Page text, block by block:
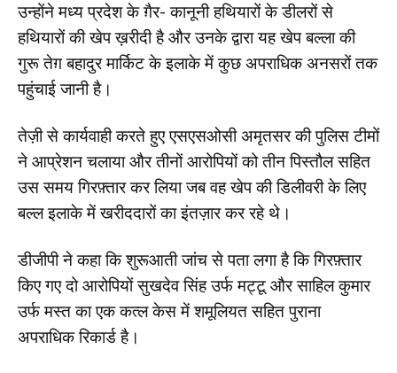
उन्होंने मध्य प्रदेश के ग़ैर- कानूनी हथियारों के डीलरों से
हथियारों की खेप ख़रीदी है और उनके द्वारा यह खेप बल्ला की
गुरू तेग़ बहादुर मार्किट के इलाके में कुछ अपराधिक अनसरों तक
पहुंचाई जानी है।
तेज़ी से कार्यवाही करते हुए एसएसओसी अमृतसर की पुलिस टीमों
ने आप्रेशन चलाया और तीनों आरोपियों को तीन पिस्तौल सहित
उस समय गिरफ़्तार कर लिया जब वह खेप की डिलीवरी के लिए
बल्ल इलाके में खरीददारों का इंतज़ार कर रहे थे।
डीजीपी ने कहा कि शुरूआती जांच से पता लगा है कि गिरफ़्तार
किए गए दो आरोपियों सुखदेव सिंह उर्फ मट्टू और साहिल कुमार
उर्फ मस्त का एक कत्ल केस में शमूलियत सहित पुराना
अपराधिक रिकार्ड है।